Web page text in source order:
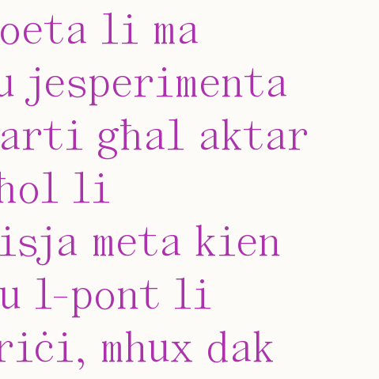
li ma
għal aktar
li
meta kien
l-pont li
mhux dak